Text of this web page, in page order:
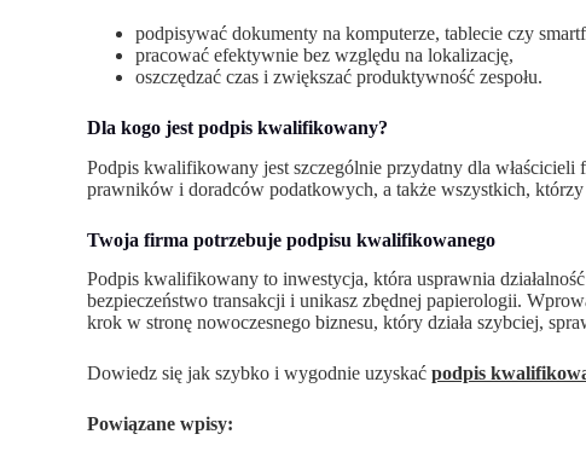
podpisywać dokumenty na komputerze, tablecie czy
pracować efektywnie bez względu na lokalizację,
oszczędzać czas i zwiększać produktywność zespołu.
Dla kogo jest podpis kwalifikowany?
Podpis kwalifikowany jest szczególnie przydatny dla
prawników i doradców podatkowych, a także wszystkich,
Twoja firma potrzebuje podpisu kwalifikowanego
Podpis kwalifikowany to inwestycja, która usprawnia
bezpieczeństwo transakcji i unikasz zbędnej papierologii.
krok w stronę nowoczesnego biznesu, który działa szybciej,
Dowiedz się jak szybko i wygodnie uzyskać podpis
Powiązane wpisy: